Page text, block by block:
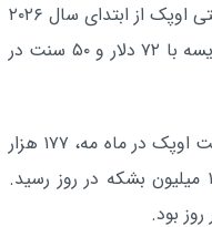
افزایش ماهانه داشت. میانگین سبد نفتی اوپک از ابتدای سال ۲۰۲۶
تا ماه مه، به ۹۴ دلار و ۵۰ سنت در مقایسه با ۷۲ دلار و ۵۰ سنت در
بر مبنای اطلاعات منابع ثانویه، تولید نفت اوپک در ماه مه، ۱۷۷ هزار
بشکه در روز کاهش یافت و به ۱۸.۸۲۹ میلیون بشکه در روز رسید.